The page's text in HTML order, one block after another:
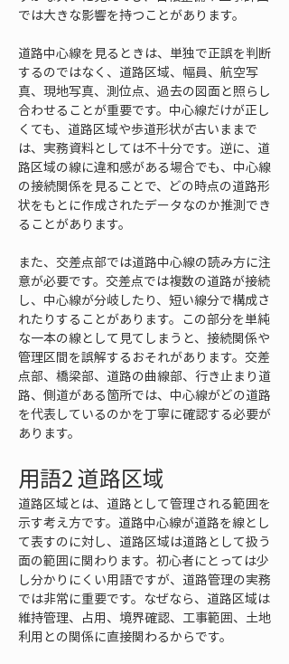
では大きな影響を持つことがあります。
道路中心線を見るときは、単独で正誤を判断
するのではなく、道路区域、幅員、航空写
真、現地写真、測位点、過去の図面と照らし
合わせることが重要です。中心線だけが正し
くても、道路区域や歩道形状が古いままで
は、実務資料としては不十分です。逆に、道
路区域の線に違和感がある場合でも、中心線
の接続関係を見ることで、どの時点の道路形
状をもとに作成されたデータなのか推測でき
ることがあります。
また、交差点部では道路中心線の読み方に注
意が必要です。交差点では複数の道路が接続
し、中心線が分岐したり、短い線分で構成さ
れたりすることがあります。この部分を単純
な一本の線として見てしまうと、接続関係や
管理区間を誤解するおそれがあります。交差
点部、橋梁部、道路の曲線部、行き止まり道
路、側道がある箇所では、中心線がどの道路
を代表しているのかを丁寧に確認する必要が
あります。
用語2 道路区域
道路区域とは、道路として管理される範囲を
示す考え方です。道路中心線が道路を線とし
て表すのに対し、道路区域は道路として扱う
面の範囲に関わります。初心者にとっては少
し分かりにくい用語ですが、道路管理の実務
では非常に重要です。なぜなら、道路区域は
維持管理、占用、境界確認、工事範囲、土地
利用との関係に直接関わるからです。